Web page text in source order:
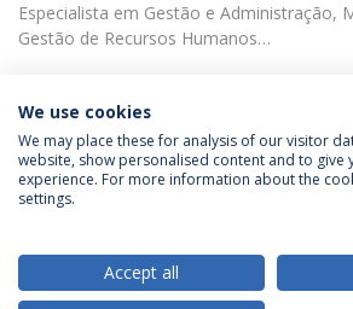
Especialista em Gestão e Administração,
Gestão de Recursos Humanos…
Política de Privacidade
Termos
We use cookies
We may place these for analysis of our visitor
website, show personalised content and to give
experience. For more information about the
settings.
Accept all